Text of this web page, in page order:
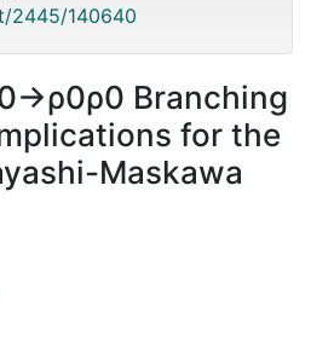
2445/140640
Branching
for the
Maskawa